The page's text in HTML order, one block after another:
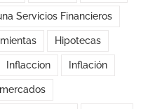
Servicios Financieros
Hipotecas
Inflaccion Inflación
mercados